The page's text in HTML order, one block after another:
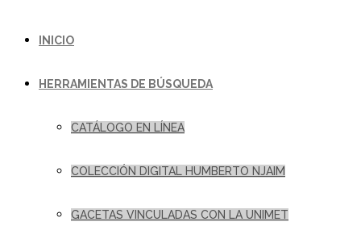
INICIO
HERRAMIENTAS DE BÚSQUEDA
CATÁLOGO EN LÍNEA
COLECCIÓN DIGITAL HUMBERTO NJAIM
GACETAS VINCULADAS CON LA UNIMET